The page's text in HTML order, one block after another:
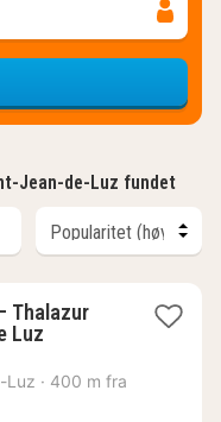
Jean-de-Luz fundet
Thalazur
Luz1
fra
Luz · 400 m fra